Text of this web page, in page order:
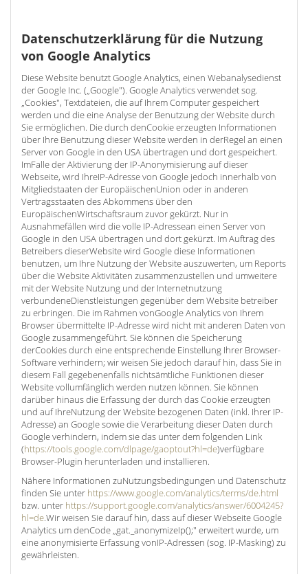
Datenschutzerklärung für die Nutzung
von Google Analytics
Diese Website benutzt Google Analytics, einen Webanalysedienst
der Google Inc. („Google"). Google Analytics verwendet sog.
„Cookies", Textdateien, die auf Ihrem Computer gespeichert
werden und die eine Analyse der Benutzung der Website durch
Sie ermöglichen. Die durch denCookie erzeugten Informationen
über Ihre Benutzung dieser Website werden in derRegel an einen
Server von Google in den USA übertragen und dort gespeichert.
ImFalle der Aktivierung der IP-Anonymisierung auf dieser
Webseite, wird IhreIP-Adresse von Google jedoch innerhalb von
Mitgliedstaaten der EuropäischenUnion oder in anderen
Vertragsstaaten des Abkommens über den
EuropäischenWirtschaftsraum zuvor gekürzt. Nur in
Ausnahmefällen wird die volle IP-Adressean einen Server von
Google in den USA übertragen und dort gekürzt. Im Auftrag des
Betreibers dieserWebsite wird Google diese Informationen
benutzen, um Ihre Nutzung der Website auszuwerten, um Reports
über die Website Aktivitäten zusammenzustellen und umweitere
mit der Website Nutzung und der Internetnutzung
verbundeneDienstleistungen gegenüber dem Website betreiber
zu erbringen. Die im Rahmen vonGoogle Analytics von Ihrem
Browser übermittelte IP-Adresse wird nicht mit anderen Daten von
Google zusammengeführt. Sie können die Speicherung
derCookies durch eine entsprechende Einstellung Ihrer Browser-
Software verhindern; wir weisen Sie jedoch darauf hin, dass Sie in
diesem Fall gegebenenfalls nichtsämtliche Funktionen dieser
Website vollumfänglich werden nutzen können. Sie können
darüber hinaus die Erfassung der durch das Cookie erzeugten
und auf IhreNutzung der Website bezogenen Daten (inkl. Ihrer IP-
Adresse) an Google sowie die Verarbeitung dieser Daten durch
Google verhindern, indem sie das unter dem folgenden Link
(https://tools.google.com/dlpage/gaoptout?hl=de)verfügbare
Browser-Plugin herunterladen und installieren.
Nähere Informationen zuNutzungsbedingungen und Datenschutz
finden Sie unter https://www.google.com/analytics/terms/de.html
bzw. unter https://support.google.com/analytics/answer/6004245?
hl=de.Wir weisen Sie darauf hin, dass auf dieser Webseite Google
Analytics um denCode „gat._anonymizeIp();" erweitert wurde, um
eine anonymisierte Erfassung vonIP-Adressen (sog. IP-Masking) zu
gewährleisten.